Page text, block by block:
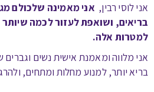
אני לוסי רבין, אני מאמינה שלכולם
בריאים, ושואפת לעזור לכמה שיותר
למטרות אלה.
אני מלווה ומאמנת אישית נשים וגברים
בריא יותר, למנוע מחלות ומתחים,